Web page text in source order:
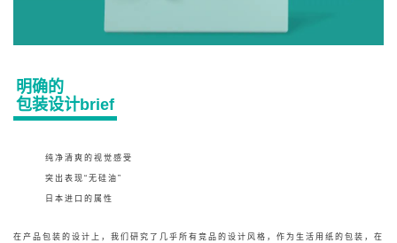
明确的
包装设计brief
纯净清爽的视觉感受
突出表现“无硅油”
日本进口的属性
在产品包装的设计上，我们研究了几乎所有竞品的设计风格，作为生活用纸的包装，在